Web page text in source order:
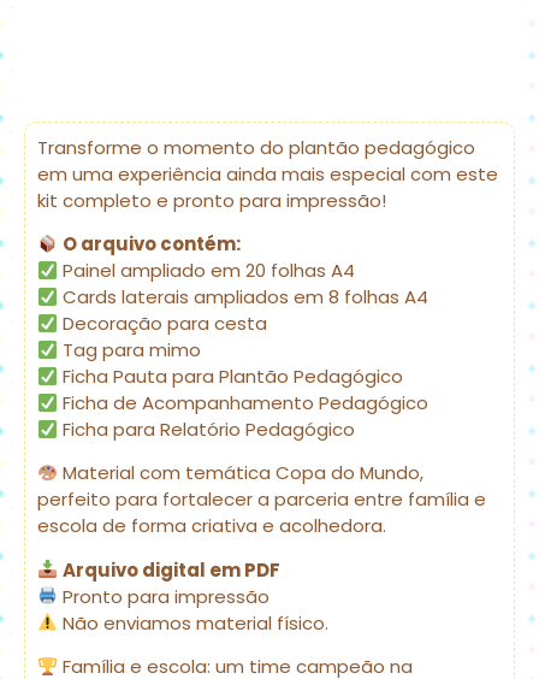
Transforme o momento do plantão pedagógico
em uma experiência ainda mais especial com este
kit completo e pronto para impressão!
O arquivo contém:
Painel ampliado em 20 folhas A4
Cards laterais ampliados em 8 folhas A4
Decoração para cesta
Tag para mimo
Ficha Pauta para Plantão Pedagógico
Ficha de Acompanhamento Pedagógico
Ficha para Relatório Pedagógico
Material com temática Copa do Mundo,
perfeito para fortalecer a parceria entre família e
escola de forma criativa e acolhedora.
Arquivo digital em PDF
Pronto para impressão
Não enviamos material físico.
Família e escola: um time campeão na